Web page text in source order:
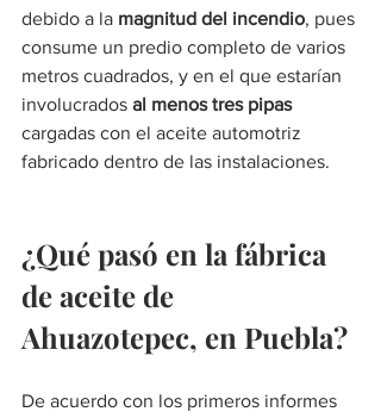
debido a la magnitud del incendio, pues
consume un predio completo de varios
metros cuadrados, y en el que estarían
involucrados al menos tres pipas
cargadas con el aceite automotriz
fabricado dentro de las instalaciones.
¿Qué pasó en la fábrica
de aceite de
Ahuazotepec, en Puebla?
De acuerdo con los primeros informes